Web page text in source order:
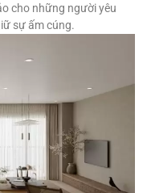
cho những người yêu
sự ấm cúng.